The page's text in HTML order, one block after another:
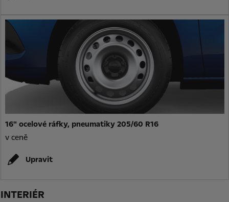
16" ocelové ráfky, pneumatiky 205/60 R16
v ceně
Upravit
INTERIÉR